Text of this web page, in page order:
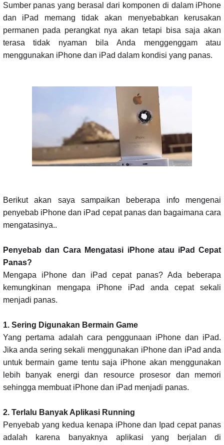
Sumber panas yang berasal dari komponen di dalam iPhone
dan iPad memang tidak akan menyebabkan kerusakan
permanen pada perangkat nya akan tetapi bisa saja akan
terasa tidak nyaman bila Anda menggenggam atau
menggunakan iPhone dan iPad dalam kondisi yang panas.
Berikut akan saya sampaikan beberapa info mengenai
penyebab iPhone dan iPad cepat panas dan bagaimana cara
mengatasinya..
Penyebab dan Cara Mengatasi iPhone atau iPad Cepat
Panas?
Mengapa iPhone dan iPad cepat panas? Ada beberapa
kemungkinan mengapa iPhone iPad anda cepat sekali
menjadi panas.
1. Sering Digunakan Bermain Game
Yang pertama adalah cara penggunaan iPhone dan iPad.
Jika anda sering sekali menggunakan iPhone dan iPad anda
untuk bermain game tentu saja iPhone akan menggunakan
lebih banyak energi dan resource prosesor dan memori
sehingga membuat iPhone dan iPad menjadi panas.
2. Terlalu Banyak Aplikasi Running
Penyebab yang kedua kenapa iPhone dan Ipad cepat panas
adalah karena banyaknya aplikasi yang berjalan di